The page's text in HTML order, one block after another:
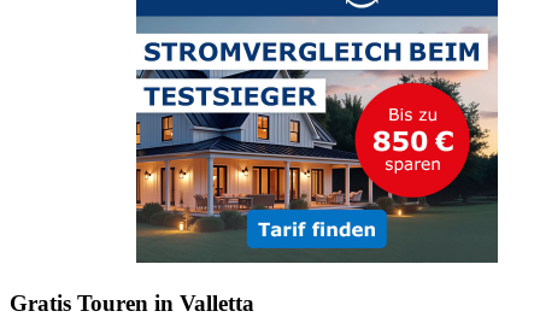
Gratis Touren in Valletta